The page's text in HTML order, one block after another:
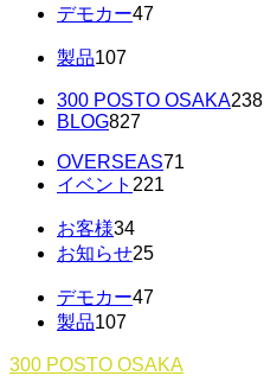
デモカー47
製品107
300 POSTO OSAKA238
BLOG827
OVERSEAS71
イベント 221
お客様34
お知らせ25
デモカー47
製品107
300 POSTO OSAKA